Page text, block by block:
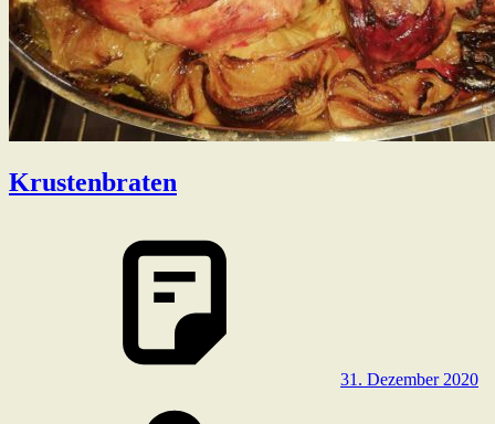
Krustenbraten
31. Dezember 2020